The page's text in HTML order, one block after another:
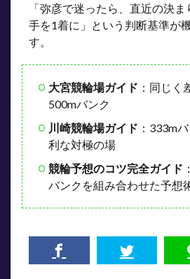
「弥彦で迷ったら、直近の決
手を1着に」という判断基準が
す。
大宮競輪場ガイド ：同じく
500mバンク
川崎競輪場ガイド ：333m
利な対極の場
競輪予想のコツ完全ガイド
バンクを組み合わせた予想